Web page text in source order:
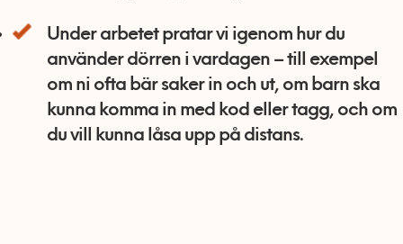
Under arbetet pratar vi igenom hur du
använder dörren i vardagen – till exempel
om ni ofta bär saker in och ut, om barn ska
kunna komma in med kod eller tagg, och om
du vill kunna låsa upp på distans.